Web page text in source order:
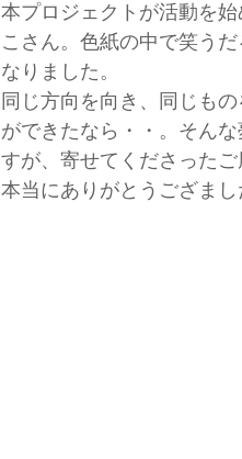
本プロジェクトが活動を
こさん。色紙の中で笑う
なりました。
同じ方向を向き、同じも
ができたなら・・。そん
すが、寄せてくださった
本当にありがとうござま